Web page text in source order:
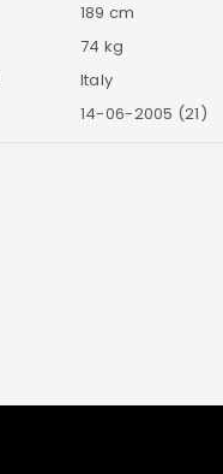
189 cm
74 kg
Italy
14-06-2005 (21)